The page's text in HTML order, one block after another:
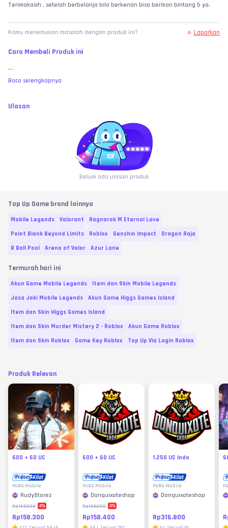
Terimakasih , setelah berbelanja bila berkenan bisa berikan bintang 5 ya.
Kamu menemukan masalah dengan produk ini? Laporkan
Cara Membeli Produk ini
...
Baca selengkapnya
Ulasan
Belum ada ulasan produk
Top Up Game brand lainnya
Mobile Legends Valorant
Ragnarok M Eternal Love
Point Blank Beyond Limits
Roblox Genshin Impact
Dragon Raja
8 Ball Pool
Arena of Valor Azur Lane
Termurah hari ini
Akun Game Mobile Legends
Item dan Skin Mobile Legends
Jasa Joki Mobile Legends
Akun Game Higgs Games Island
Item dan Skin Higgs Games Island
Item dan Skin Murder Mistery 2 - Roblox
Akun Game Roblox
Item dan Skin Roblox
Game Key Roblox Top Up Via Login Roblox
Produk Relevan
600 + 60 UC
PUBG Mobile
RudyStorez
Rp165.000 4%
Rp158.300
600 + 60 UC
PUBG Mobile
Donquixoteshop
Rp165.000 4%
Rp158.400
1.250 UC Indo
PUBG Mobile
Donquixoteshop
Rp316.800